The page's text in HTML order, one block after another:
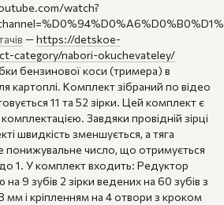
watch?
—https://detskoe-
category/nabori-okuchevateley/
бензинової коси (тримера) в
картоплі. Комплект зібраний по відео
11 та 52 зірки. Цей комплект є
Завдяки провідній зірці
швидкість зменшується, а тяга
понижувальне число, що отримується
1. У комплект входить: Редуктор
на 9 зубів 2 зірки ведених на 60 зубів з
мм і кріпленням на 4 отвори з кроком